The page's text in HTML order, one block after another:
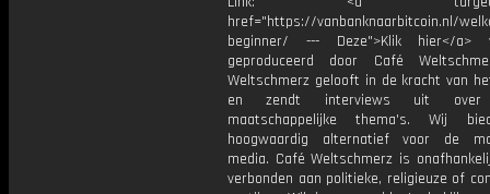
href="https://vanbanknaarbitcoin.nl/
beginner/ --- Deze">Klik hier</a>
geproduceerd door Café
Weltschmerz gelooft in de kracht van
en zendt interviews uit over
maatschappelijke thema's. Wij
hoogwaardig alternatief voor de
media. Café Weltschmerz is
verbonden aan politieke, religieuze of